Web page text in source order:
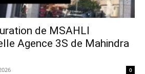
de MSAHLI
Agence 3S de Mahindra
0